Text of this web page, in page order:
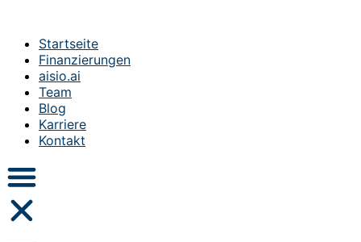
Startseite
Finanzierungen
aisio.ai
Team
Blog
Karriere
Kontakt